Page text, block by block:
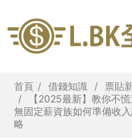
首頁 借錢知識
票貼
【2025最新】教你不
無固定薪資族如何準備收
略